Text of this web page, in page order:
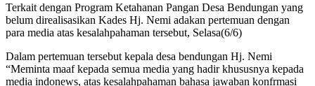
Terkait dengan Program Ketahanan Pangan Desa Bendungan yang
belum direalisasikan Kades Hj. Nemi adakan pertemuan dengan
para media atas kesalahpahaman tersebut, Selasa(6/6)
Dalam pertemuan tersebut kepala desa bendungan Hj. Nemi
“Meminta maaf kepada semua media yang hadir khususnya kepada
media indonews, atas kesalahpahaman bahasa jawaban konfrmasi